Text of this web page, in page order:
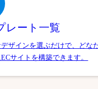
レート一覧
ザインを選ぶだけで、どな
サイトを構築できます。